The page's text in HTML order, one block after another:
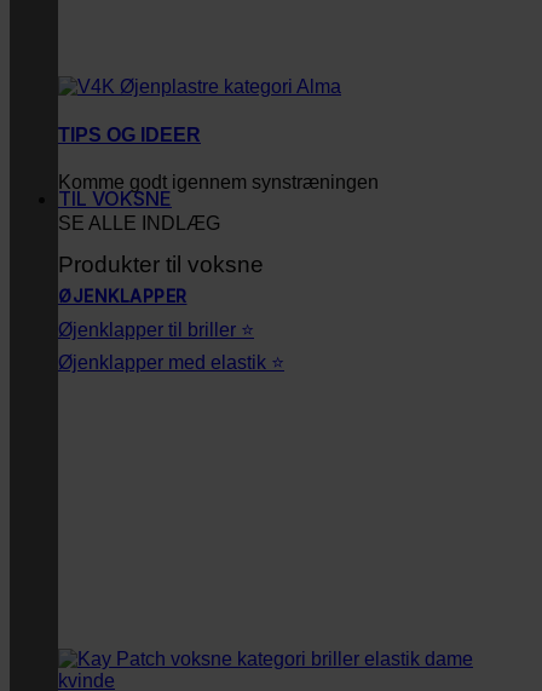
TIPS OG IDEER
Komme godt igennem synstræningen
SE ALLE INDLÆG
TIL VOKSNE
Produkter til voksne
ØJENKLAPPER
Øjenklapper til briller ⭐
Øjenklapper med elastik ⭐